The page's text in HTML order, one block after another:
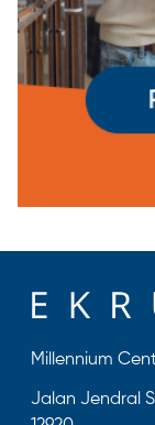
Millennium
Jalan Jendral